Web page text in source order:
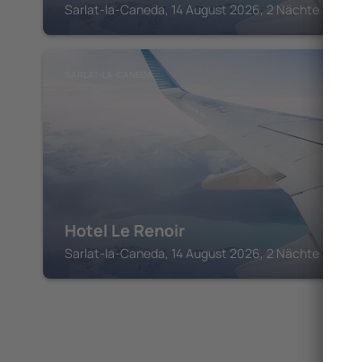
Sarlat-la-Caneda, 14 August 2026, 2 Nächte
SARLAT-LA-CANEDA
Hotel Le Renoir
Sarlat-la-Caneda, 14 August 2026, 2 Nächte